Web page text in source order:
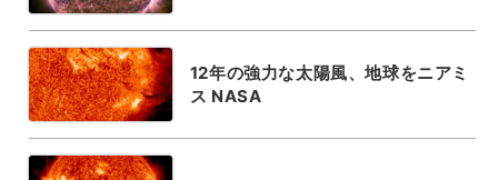
12年の強力な太陽風、地球をニアミ
ス NASA